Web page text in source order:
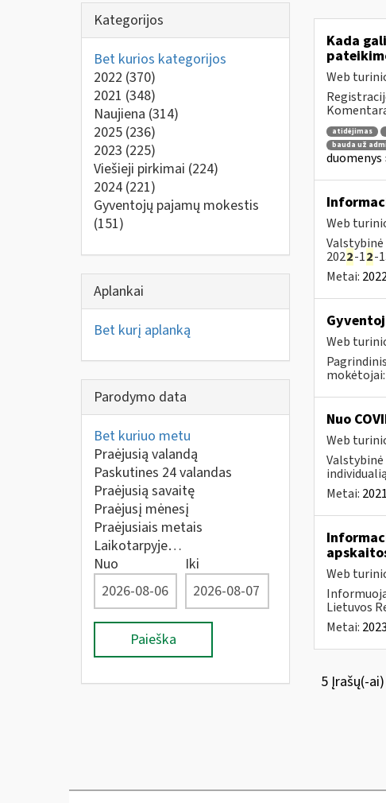
Kategorijos
Bet kurios kategorijos
2022 (370)
2021 (348)
Naujiena (314)
2025 (236)
2023 (225)
Viešieji pirkimai (224)
2024 (221)
Gyventojų pajamų mokestis
(151)
Aplankai
Bet kurį aplanką
Parodymo data
Bet kuriuo metu
Praėjusią valandą
Paskutines 24 valandas
Praėjusią savaitę
Praėjusį mėnesį
Praėjusiais metais
Laikotarpyje…
Nuo
Iki
Paieška
Kada
Web
atidėjimas
bauda už
Web
2022-12-
Metai:
Web
Nuo
Web
Valstybinė
Metai: 2021
Web
Lietuvos
Metai: 2023
5 Įrašų(-ai)